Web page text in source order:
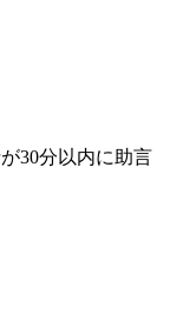
30分以内に助言